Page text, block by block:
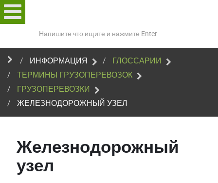
сайту
ИНФОРМАЦИЯ
ГЛОССАРИИ
ТЕРМИНЫ ГРУЗОПЕРЕВОЗОК
ГРУЗОПЕРЕВОЗКИ
ЖЕЛЕЗНОДОРОЖНЫЙ УЗЕЛ
Железнодорожный
узел